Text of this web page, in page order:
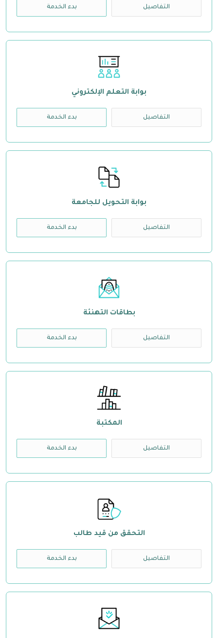
التفاصيل بدء الخدمة
بوابة التعلم الإلكتروني
التفاصيل بدء الخدمة
بوابة التحويل للجامعة
التفاصيل بدء الخدمة
بطاقات التهنئة
التفاصيل بدء الخدمة
المكتبة
التفاصيل بدء الخدمة
التحقق من قيد طالب
التفاصيل بدء الخدمة